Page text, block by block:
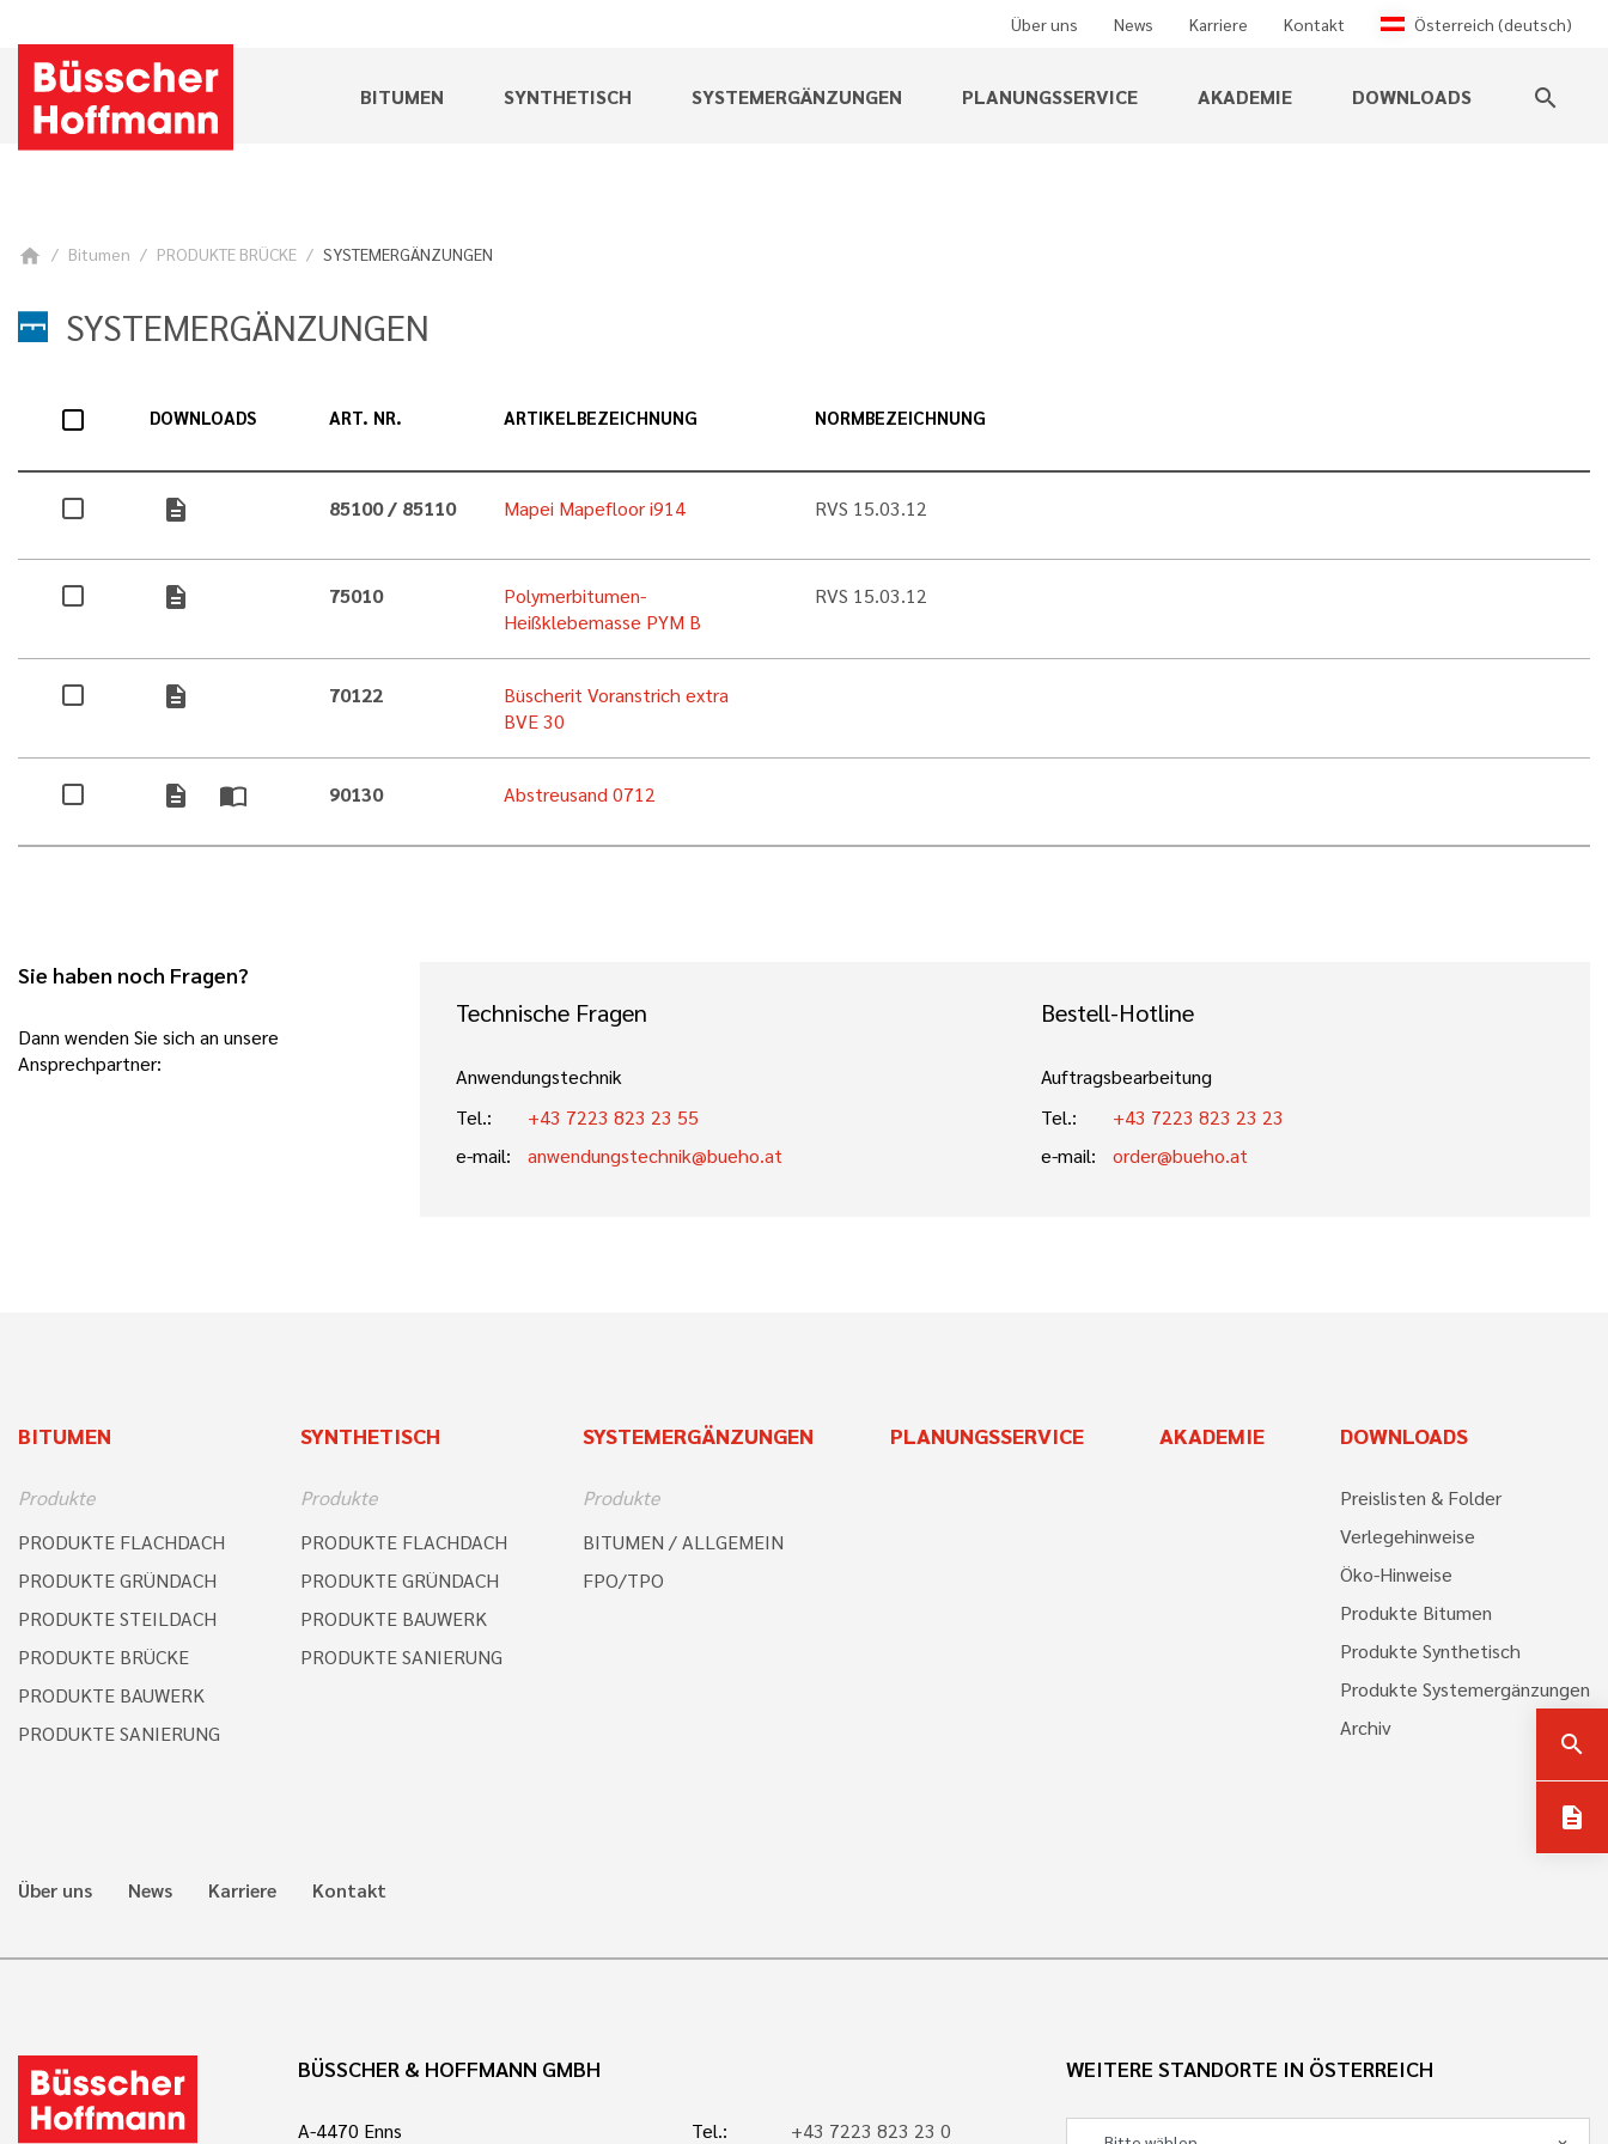
Über uns News Karriere Kontakt Österreich (deutsch)
BITUMEN SYNTHETISCH SYSTEMERGÄNZUNGEN PLANUNGSSERVICE AKADEMIE DOWNLOADS search
home Bitumen PRODUKTE BRÜCKE SYSTEMERGÄNZUNGEN
SYSTEMERGÄNZUNGEN
search
description
DOWNLOADS ART. NR. ARTIKELBEZEICHNUNG NORMBEZEICHNUNG
description 85100 / 85110 Mapei Mapefloor i914 RVS 15.03.12
description 75010
Polymerbitumen-
Heißklebemasse PYM B
RVS 15.03.12
description 70122
Büscherit Voranstrich extra
BVE 30
description import_contacts 90130 Abstreusand 0712
Sie haben noch Fragen?
Dann wenden Sie sich an unsere
Ansprechpartner:
Technische Fragen
Anwendungstechnik
Tel.:
+43 7223 823 23 55
e-mail:
anwendungstechnik@bueho.at
Bestell-Hotline
Auftragsbearbeitung
Tel.:
+43 7223 823 23 23
e-mail:
order@bueho.at
BITUMEN
Produkte
PRODUKTE FLACHDACH
PRODUKTE GRÜNDACH
PRODUKTE STEILDACH
PRODUKTE BRÜCKE
PRODUKTE BAUWERK
PRODUKTE SANIERUNG
SYNTHETISCH
Produkte
PRODUKTE FLACHDACH
PRODUKTE GRÜNDACH
PRODUKTE BAUWERK
PRODUKTE SANIERUNG
SYSTEMERGÄNZUNGEN
Produkte
BITUMEN / ALLGEMEIN
FPO/TPO
PLANUNGSSERVICE AKADEMIE DOWNLOADS
Preislisten & Folder
Verlegehinweise
Öko-Hinweise
Produkte Bitumen
Produkte Synthetisch
Produkte Systemergänzungen
Archiv
Über uns News Karriere Kontakt
BÜSSCHER & HOFFMANN GMBH
A-4470 Enns Tel.: +43 7223 823 23 0
WEITERE STANDORTE IN ÖSTERREICH